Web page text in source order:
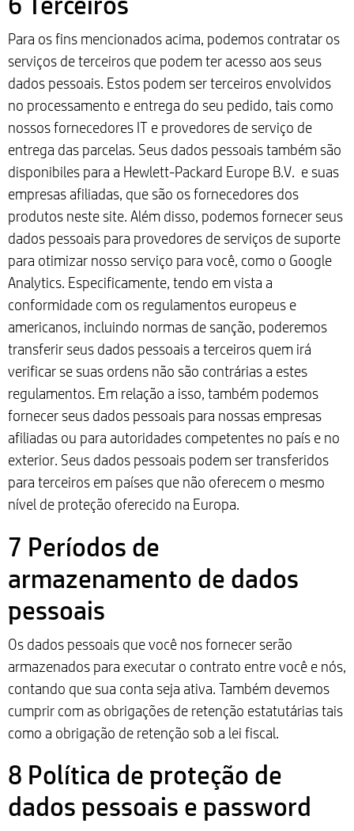
Para os fins mencionados acima, podemos contratar os
serviços de terceiros que podem ter acesso aos seus
dados pessoais. Estos podem ser terceiros envolvidos
no processamento e entrega do seu pedido, tais como
nossos fornecedores IT e provedores de serviço de
entrega das parcelas. Seus dados pessoais também são
disponibiles para a Hewlett-Packard Europe B.V. e suas
empresas afiliadas, que são os fornecedores dos
produtos neste site. Além disso, podemos fornecer seus
dados pessoais para provedores de serviços de suporte
para otimizar nosso serviço para você, como o Google
Analytics. Especificamente, tendo em vista a
conformidade com os regulamentos europeus e
americanos, incluindo normas de sanção, poderemos
transferir seus dados pessoais a terceiros quem irá
verificar se suas ordens não são contrárias a estes
regulamentos. Em relação a isso, também podemos
fornecer seus dados pessoais para nossas empresas
afiliadas ou para autoridades competentes no país e no
exterior. Seus dados pessoais podem ser transferidos
para terceiros em países que não oferecem o mesmo
nível de proteção oferecido na Europa.
7 Períodos de
armazenamento de dados
pessoais
Os dados pessoais que você nos fornecer serão
armazenados para executar o contrato entre você e nós,
contando que sua conta seja ativa. Também devemos
cumprir com as obrigações de retenção estatutárias tais
como a obrigação de retenção sob a lei fiscal.
8 Política de proteção de
dados pessoais e password